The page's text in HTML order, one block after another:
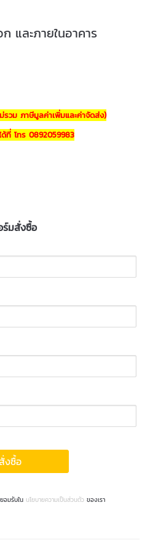
และภายในอาคาร
รวม ภาษีมูลค่าเพิ่มและค่าจัดส่ง)
ด้ที่ โทร 0892059983
มสั่งซื้อ
งซื้อ
อมรับใน นโยบายความเป็นส่วนตัว ของเรา